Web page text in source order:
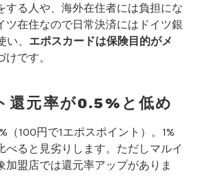
する人や、海外在住者には負担にな
ツ在住なので日常決済にはドイツ銀
、 エポスカードは保険目的がメ
です。
元率が0.5%と低め
（100円で1エポスポイント）。1%
べると見劣りします。ただしマルイ
加盟店では還元率アップがありま